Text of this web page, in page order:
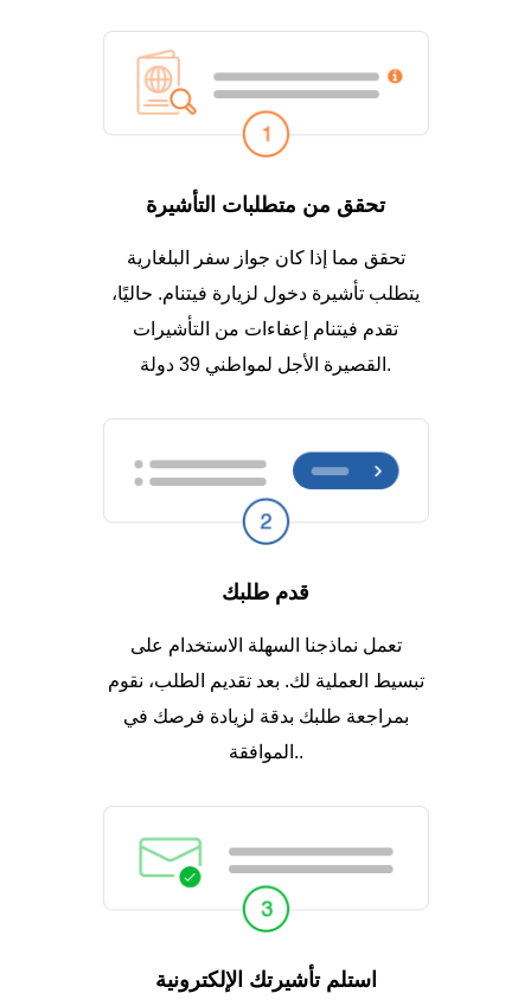
تحقق من متطلبات التأشيرة
تحقق مما إذا كان جواز سفر البلغارية
يتطلب تأشيرة دخول لزيارة فيتنام. حاليًا،
تقدم فيتنام إعفاءات من التأشيرات
القصيرة الأجل لمواطني 39 دولة.
قدم طلبك
تعمل نماذجنا السهلة الاستخدام على
تبسيط العملية لك. بعد تقديم الطلب، نقوم
بمراجعة طلبك بدقة لزيادة فرصك في
الموافقة..
استلم تأشيرتك الإلكترونية